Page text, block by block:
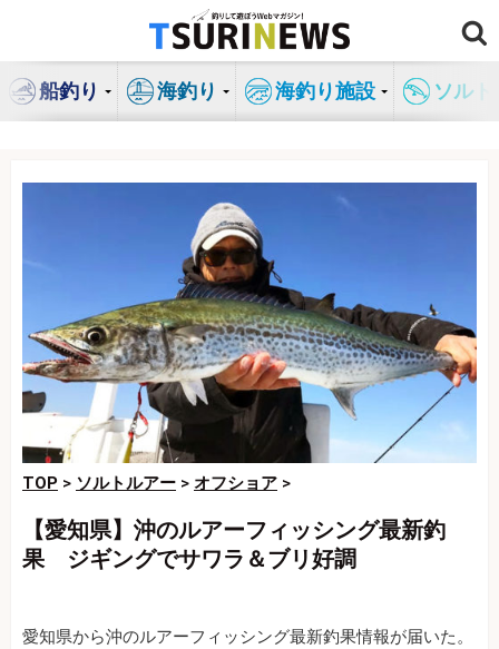
ン
船釣り 海釣り 海釣り施設 ソル
TOP > ソルトルアー > オフショア >
【愛知県】沖のルアーフィッシング最新釣
果 ジギングでサワラ＆ブリ好調
愛知県から沖のルアーフィッシング最新釣果情報が届いた。